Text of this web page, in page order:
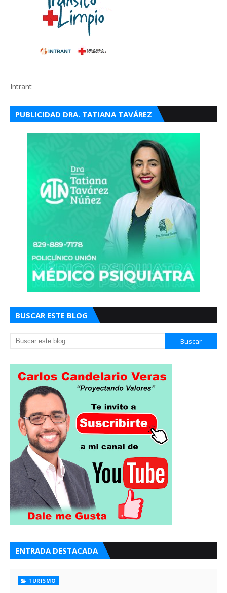
Intrant
PUBLICIDAD DRA. TATIANA TAVÁREZ
BUSCAR ESTE BLOG
ENTRADA DESTACADA
TURISMO